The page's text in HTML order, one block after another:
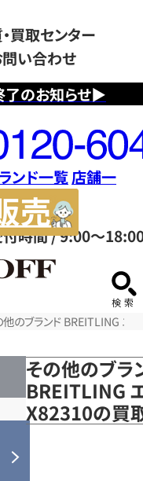
了のお知らせ▶
買取センター
い合わせ
時間 / 9:00～
ンド一覧店舗一
サ
他のブランド BREITLING
その他のブラ
BREITLING
X82310の買